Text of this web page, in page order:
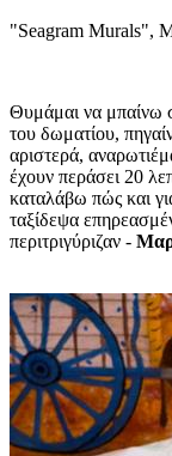
"Seagram Murals",
Θυμάμαι να μπαίνω
του δωματίου,
αριστερά,
έχουν περάσει 20
καταλάβω πώς και
ταξίδεψα
περιτριγύριζαν -